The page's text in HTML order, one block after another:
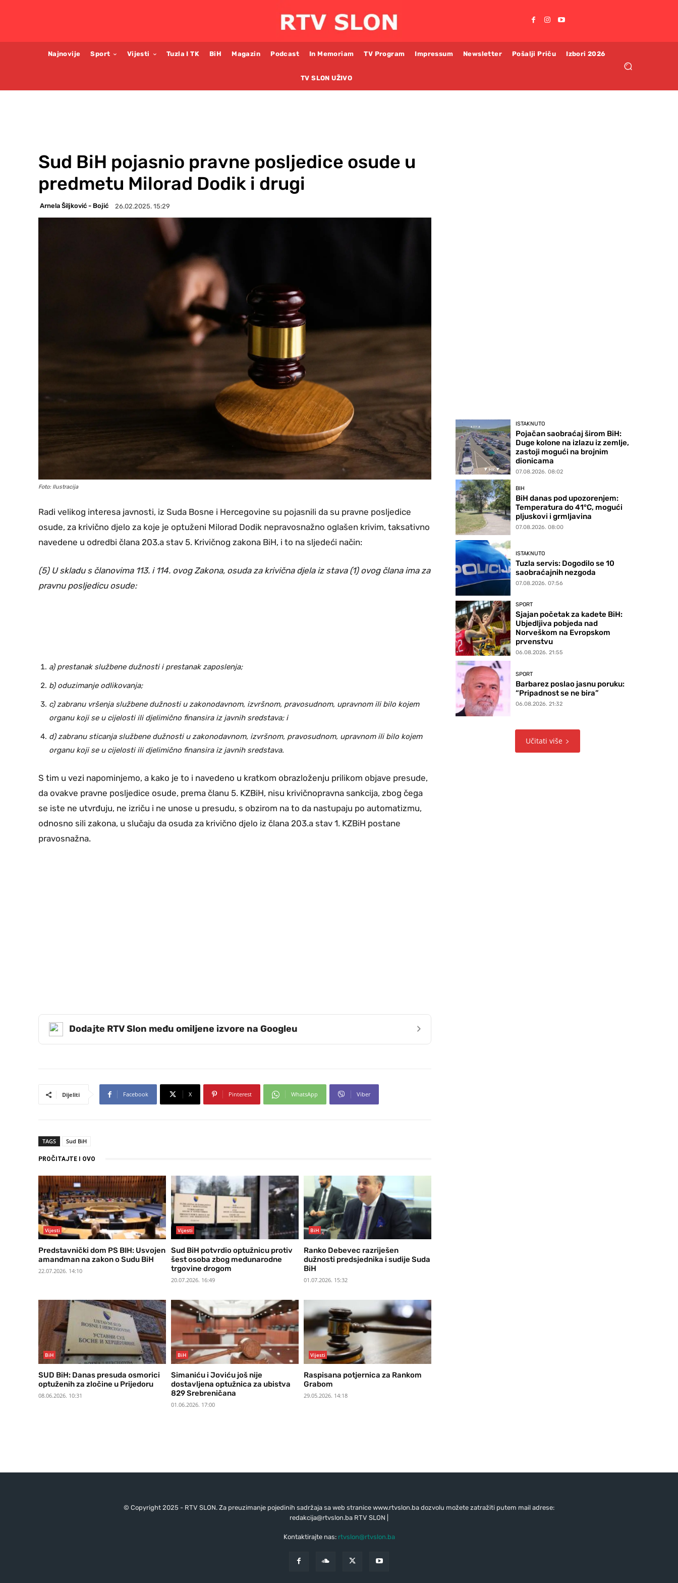
Najnovije Sport Vijesti Tuzla I TK BiH Magazin Podcast In Memoriam TV Program Impressum Newsletter Pošalji Priču Izbori 2026
TV SLON UŽIVO
Sud BiH pojasnio pravne posljedice osude u
predmetu Milorad Dodik i drugi
Arnela Šiljković - Bojić 26.02.2025. 15:29
Foto: Ilustracija
Radi velikog interesa javnosti, iz Suda Bosne i Hercegovine su pojasnili da su pravne posljedice
osude, za krivično djelo za koje je optuženi Milorad Dodik nepravosnažno oglašen krivim, taksativno
navedene u odredbi člana 203.a stav 5. Krivičnog zakona BiH, i to na sljedeći način:
(5) U skladu s članovima 113. i 114. ovog Zakona, osuda za krivična djela iz stava (1) ovog člana ima za
pravnu posljedicu osude:
a) prestanak službene dužnosti i prestanak zaposlenja;
b) oduzimanje odlikovanja;
c) zabranu vršenja službene dužnosti u zakonodavnom, izvršnom, pravosudnom, upravnom ili bilo kojem
organu koji se u cijelosti ili djelimično finansira iz javnih sredstava; i
d) zabranu sticanja službene dužnosti u zakonodavnom, izvršnom, pravosudnom, upravnom ili bilo kojem
organu koji se u cijelosti ili djelimično finansira iz javnih sredstava.
S tim u vezi napominjemo, a kako je to i navedeno u kratkom obrazloženju prilikom objave presude,
da ovakve pravne posljedice osude, prema članu 5. KZBiH, nisu krivičnopravna sankcija, zbog čega
se iste ne utvrđuju, ne izriču i ne unose u presudu, s obzirom na to da nastupaju po automatizmu,
odnosno sili zakona, u slučaju da osuda za krivično djelo iz člana 203.a stav 1. KZBiH postane
pravosnažna.
Dodajte RTV Slon među omiljene izvore na Googleu ›
Dijeliti Facebook X Pinterest WhatsApp Viber
TAGS Sud BiH
PROČITAJTE I OVO
Vijesti
Predstavnički dom PS BIH: Usvojen
amandman na zakon o Sudu BiH
22.07.2026. 14:10
Vijesti
Sud BiH potvrdio optužnicu protiv
šest osoba zbog međunarodne
trgovine drogom
20.07.2026. 16:49
BiH
Ranko Debevec razriješen
dužnosti predsjednika i sudije Suda
BiH
01.07.2026. 15:32
BiH
SUD BiH: Danas presuda osmorici
optuženih za zločine u Prijedoru
08.06.2026. 10:31
BiH
Simaniću i Joviću još nije
dostavljena optužnica za ubistva
829 Srebreničana
01.06.2026. 17:00
Vijesti
Raspisana potjernica za Rankom
Grabom
29.05.2026. 14:18
ISTAKNUTO
Pojačan saobraćaj širom BiH:
Duge kolone na izlazu iz zemlje,
zastoji mogući na brojnim
dionicama
07.08.2026. 08:02
BIH
BiH danas pod upozorenjem:
Temperatura do 41°C, mogući
pljuskovi i grmljavina
07.08.2026. 08:00
ISTAKNUTO
Tuzla servis: Dogodilo se 10
saobraćajnih nezgoda
07.08.2026. 07:56
SPORT
Sjajan početak za kadete BiH:
Ubjedljiva pobjeda nad
Norveškom na Evropskom
prvenstvu
06.08.2026. 21:55
SPORT
Barbarez poslao jasnu poruku:
“Pripadnost se ne bira”
06.08.2026. 21:32
Učitati više
© Copyright 2025 - RTV SLON. Za preuzimanje pojedinih sadržaja sa web stranice www.rtvslon.ba dozvolu možete zatražiti putem mail adrese:
redakcija@rtvslon.baRTV SLON |
Kontaktirajte nas: rtvslon@rtvslon.ba